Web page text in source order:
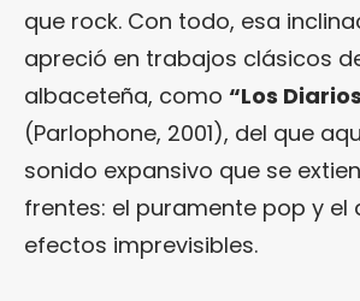
que rock. Con todo, esa
apreció en trabajos clásicos
albaceteña, como “Los
(Parlophone, 2001), del que
sonido expansivo que se
frentes: el puramente pop y el
efectos imprevisibles.